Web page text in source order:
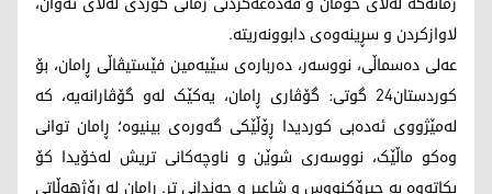
لاوازکردن و سڕینەوەی دابوونەریتە.
عەلی دەسماڵی، نووسەر، دەربارەی سێیەمین فێستیڤاڵی ڕامان، بۆ
کوردستان24 گوتی: گۆڤاری ڕامان، یەکێک لەو گۆڤارانەیە، کە
لەمێژووی ئەدەبی کوردیدا ڕۆڵێکی گەورەی بینیوە؛ ڕامان توانی
وەکو ماڵێک، نووسەری شوێن و ناوچەکانی تریش لەخۆیدا کۆ